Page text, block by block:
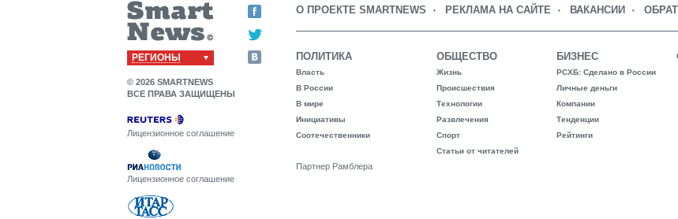
РЕГИОНЫ
© 2026 SMARTNEWS
ВСЕ ПРАВА ЗАЩИЩЕНЫ
Лицензионное соглашение
Лицензионное соглашение
О ПРОЕКТЕ SMARTNEWS РЕКЛАМА НА САЙТЕ ВАКАНСИИ
ПОЛИТИКА
Власть
В России
В мире
Инициативы
Соотечественники
Партнер Рамблера
ОБЩЕСТВО
Жизнь
Происшествия
Технологии
Развлечения
Спорт
Статьи от читателей
БИЗНЕС
РСХБ: Сделано в России
Личные деньги
Компании
Тенденции
Рейтинги